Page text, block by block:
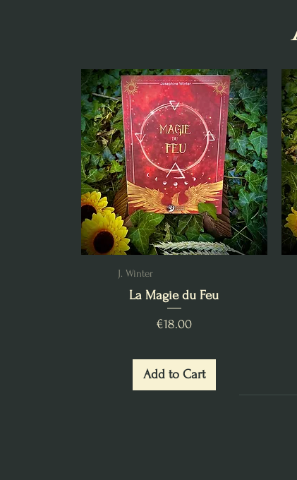
J. Winter
La Magie du Feu
Price
€18.00
Add to Cart